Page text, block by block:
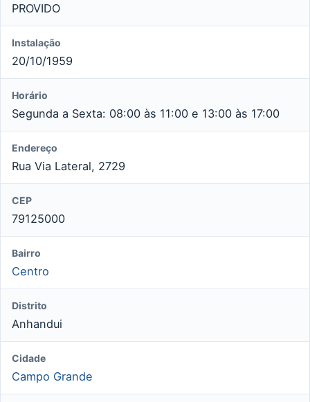
PROVIDO
Instalação
20/10/1959
Horário
Segunda a Sexta: 08:00 às 11:00 e 13:00 às 17:00
Endereço
Rua Via Lateral, 2729
CEP
79125000
Bairro
Centro
Distrito
Anhandui
Cidade
Campo Grande